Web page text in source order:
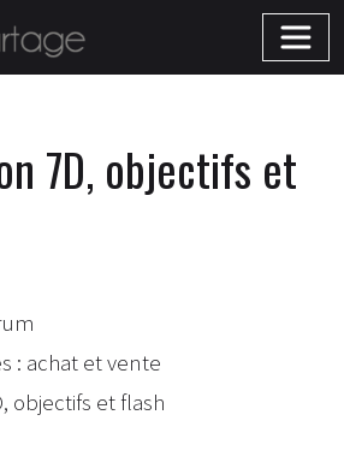
7D, objectifs et
: achat et vente
objectifs et flash